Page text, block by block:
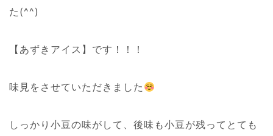
た(^^)
【あずきアイス】です！！！
味見をさせていただきました
しっかり小豆の味がして、後味も小豆が残ってとても